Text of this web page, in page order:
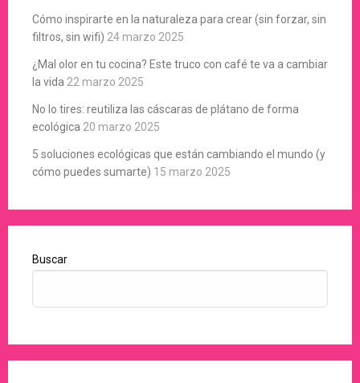
Cómo inspirarte en la naturaleza para crear (sin forzar, sin
filtros, sin wifi) 24 marzo 2025
¿Mal olor en tu cocina? Este truco con café te va a cambiar
la vida 22 marzo 2025
No lo tires: reutiliza las cáscaras de plátano de forma
ecológica 20 marzo 2025
5 soluciones ecológicas que están cambiando el mundo (y
cómo puedes sumarte) 15 marzo 2025
Buscar